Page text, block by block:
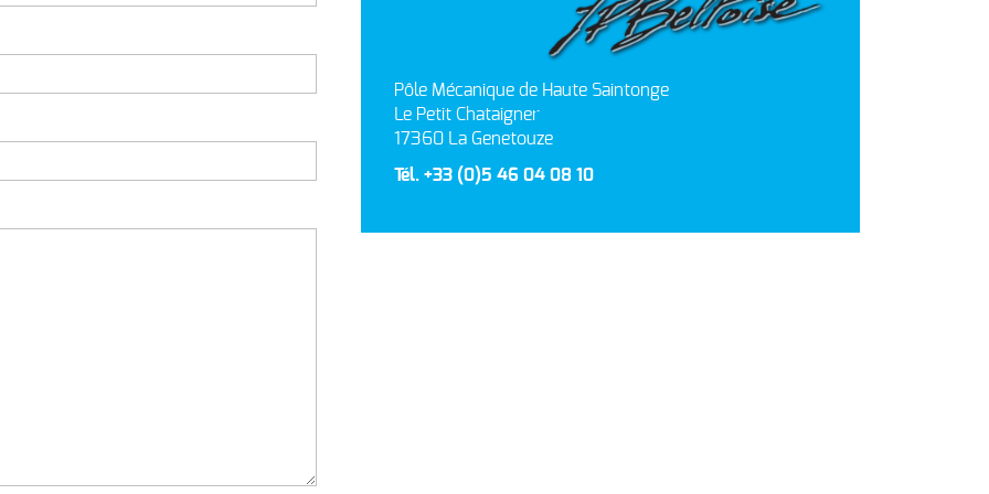
Pôle Mécanique de Haute Saintonge
Le Petit Chataigner
17360 La Genetouze
Tél. +33 (0)5 46 04 08 10